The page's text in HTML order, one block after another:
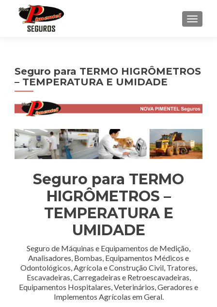
Seguro para TERMO HIGRÔMETROS
– TEMPERATURA E UMIDADE
Seguro para TERMO
HIGRÔMETROS –
TEMPERATURA E
UMIDADE
Seguro de Máquinas e Equipamentos de Medição,
Analisadores, Bombas, Equipamentos Médicos e
Odontológicos, Agrícola e Construção Civil, Tratores,
Escavadeiras, Carregadeiras e Retroescavadeiras,
Equipamentos Hospitalares, Veterinários, Geradores e
Implementos Agrícolas em Geral.